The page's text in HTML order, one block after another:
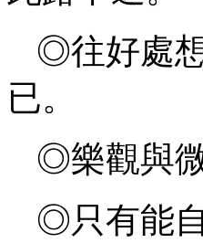
◎往好處
已。
◎樂觀與
◎只有能